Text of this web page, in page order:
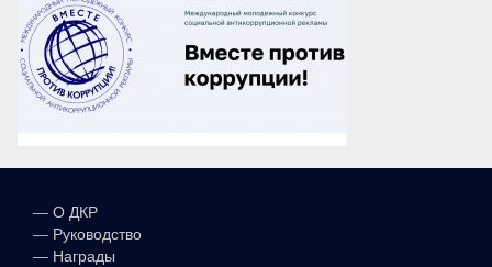
— О ДКР
— Руководство
— Награды